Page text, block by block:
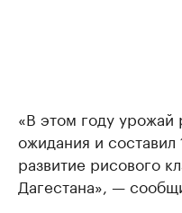
«В этом году
ожидания и
развитие рисового
Дагестана», —